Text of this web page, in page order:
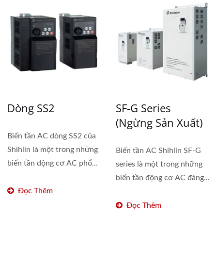
Dòng SS2
Biến tần AC dòng SS2 của
Shihlin là một trong những
biến tần động cơ AC phổ...
Đọc Thêm
SF-G Series
(Ngừng Sản Xuất)
Biến tần AC Shihlin SF-G
series là một trong những
biến tần động cơ AC đáng...
Đọc Thêm